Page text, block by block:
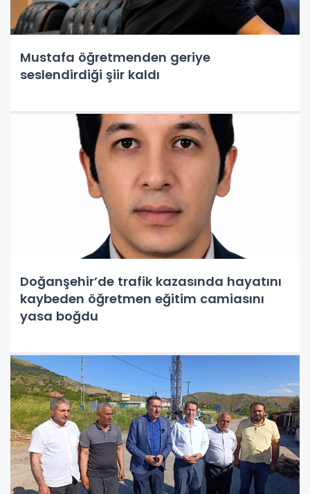
Mustafa öğretmenden geriye
seslendirdiği şiir kaldı
Doğanşehir’de trafik kazasında hayatını
kaybeden öğretmen eğitim camiasını
yasa boğdu